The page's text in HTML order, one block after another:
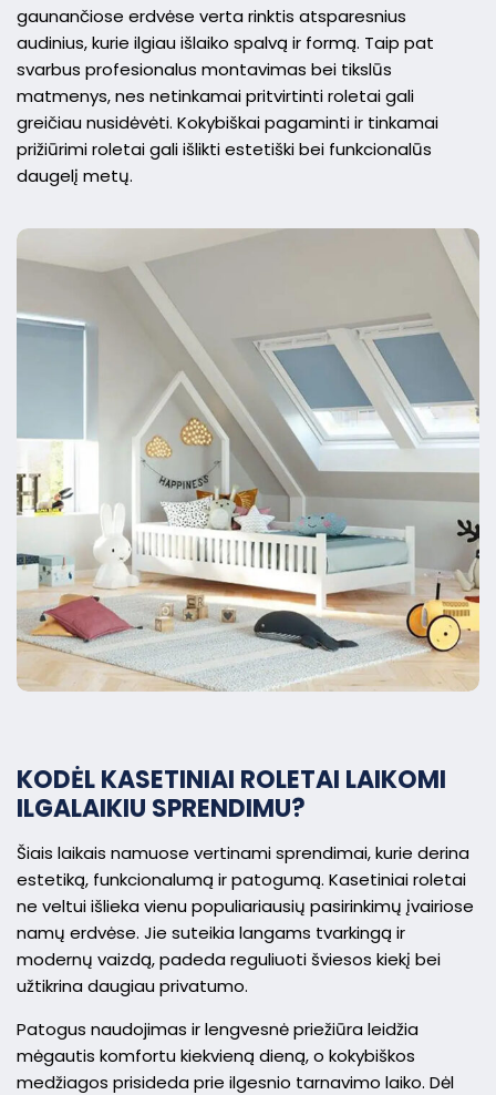
gaunančiose erdvėse verta rinktis atsparesnius
audinius, kurie ilgiau išlaiko spalvą ir formą. Taip pat
svarbus profesionalus montavimas bei tikslūs
matmenys, nes netinkamai pritvirtinti roletai gali
greičiau nusidėvėti. Kokybiškai pagaminti ir tinkamai
prižiūrimi roletai gali išlikti estetiški bei funkcionalūs
daugelį metų.
KODĖL KASETINIAI ROLETAI LAIKOMI
ILGALAIKIU SPRENDIMU?
Šiais laikais namuose vertinami sprendimai, kurie derina
estetiką, funkcionalumą ir patogumą. Kasetiniai roletai
ne veltui išlieka vienu populiariausių pasirinkimų įvairiose
namų erdvėse. Jie suteikia langams tvarkingą ir
modernų vaizdą, padeda reguliuoti šviesos kiekį bei
užtikrina daugiau privatumo.
Patogus naudojimas ir lengvesnė priežiūra leidžia
mėgautis komfortu kiekvieną dieną, o kokybiškos
medžiagos prisideda prie ilgesnio tarnavimo laiko. Dėl